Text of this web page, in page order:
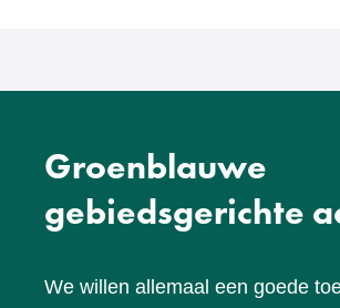
Groenblauwe
gebiedsgerichte
We willen allemaal een goede